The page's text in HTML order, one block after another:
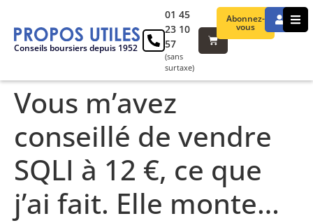
Conseils boursiers depuis 1952
Abonnez-
vous
01 45
23 10
57
(sans
surtaxe)
Vous m’avez
conseillé de vendre
SQLI à 12 €, ce que
j’ai fait. Elle monte…